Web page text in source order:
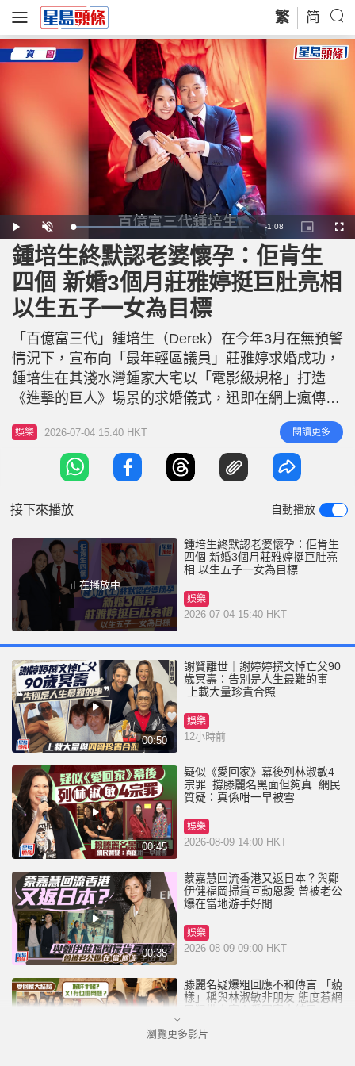
繁 简
P
l
a
y
U
n
m
u
t
e
L
o
a
d
e
d
:
4
3
5
R
e
m
n
n
-1:08
P
i
c
t
u
r
e
-
c
t
u
r
e
F
u
c
e
鍾培生終默認老婆懷孕：佢肯生
四個 新婚3個月莊雅婷挺巨肚亮相
以生五子一女為目標
「百億富三代」鍾培生（Derek）在今年3月在無預警
情況下，宣布向「最年輕區議員」莊雅婷求婚成功，
鍾培生在其淺水灣鍾家大宅以「電影級規格」打造
《進擊的巨人》場景的求婚儀式，迅即在網上瘋傳，
甚至一度成熱話。莊雅婷與鍾培生結婚後，多次現身
都被指孕味濃，不過夫婦二人一直未有公布好消息。
今日（4日 ）鍾培生逾2萬呎巨型卡牌基地7月開幕，
鍾培生終於宣布即將成為爸爸，太太莊雅婷挺着巨肚
娛樂 2026-07-04 15:40 HKT 閱讀更多
接下來播放 自動播放
正在播放中
鍾培生終默認老婆懷孕：佢肯生
四個 新婚3個月莊雅婷挺巨肚亮
相 以生五子一女為目標
娛樂
2026-07-04 15:40 HKT
00:50
謝賢離世｜謝婷婷撰文悼亡父90
歲冥壽：告別是人生最難的事
上載大量珍貴合照
娛樂
12小時前
00:45
疑似《愛回家》幕後列林淑敏4
宗罪 撐滕麗名黑面但夠真 網民
質疑：真係咁一早被雪
娛樂
2026-08-09 14:00 HKT
00:38
蒙嘉慧回流香港又返日本？與鄭
伊健福岡掃貨互動恩愛 曾被老公
爆在當地游手好閒
娛樂
2026-08-09 09:00 HKT
滕麗名疑爆粗回應不和傳言 「藐
樣」稱與林淑敏非朋友 態度惹網
娛樂
瀏覽更多影片